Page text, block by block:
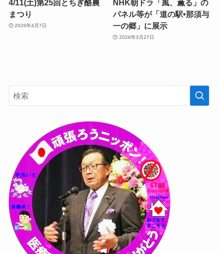
4/11(土)第25回とちぎ酪農
まつり
2026年4月7日
NHK朝ドラ「風、薫る」の
パネル等が「道の駅•那須与
一の郷」に展示
2026年3月27日